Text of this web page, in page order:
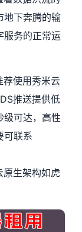
地下奔腾的输
务的正常运
使用秀米云
推送提供低
级可达，高性
可联系
原生架构如虎